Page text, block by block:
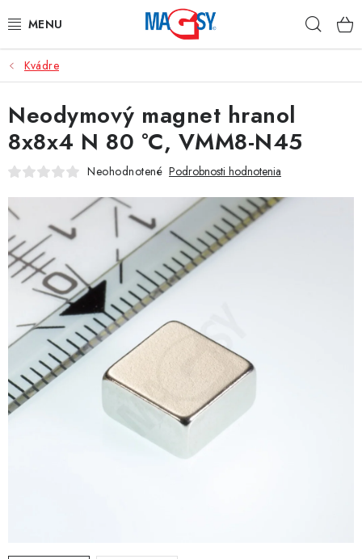
na
HLAVNÉ KATEGÓRIE
MAGNETICKÉ POMÔCKY
PRIEMYSELNÉ MAGNETY
OSTATNÉ MAGNETY
NEREZOVÉ MATERIÁLY
O nás Obchodné podmienky
Kvádre
Neodymový magnet hranol
8x8x4 N 80 °C, VMM8-N45
Neohodnotené Podrobnosti hodnotenia